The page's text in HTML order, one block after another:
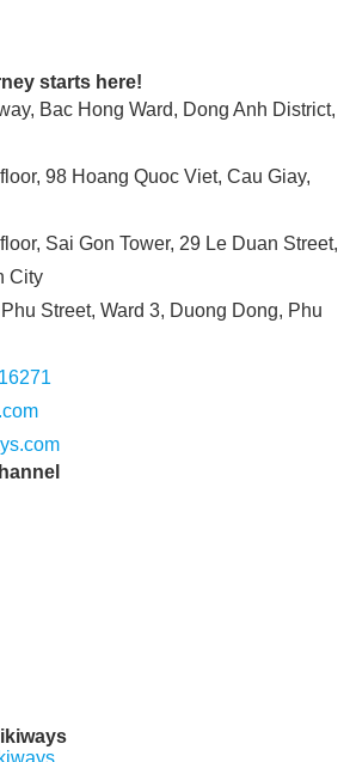
starts here!
Bac Hong Ward, Dong Anh District,
98 Hoang Quoc Viet, Cau Giay,
Sai Gon Tower, 29 Le Duan Street,
City
Street, Ward 3, Duong Dong, Phu